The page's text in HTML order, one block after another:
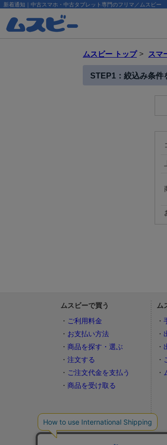
新着通知｜中古スマホ・中古タブレット専門のフリマ／ムスビー
ムスビー トップ > スマ
STEP1：絞込み条件
ムスビーで買う
ご利用料金
お支払い方法
商品を探す・選ぶ
注文する
ご注文代金を支払う
商品を受け取る
ム